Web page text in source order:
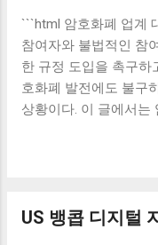
코인 확보를 통한 기
확보 목표는 단순한 자
인 성장 전략의 일환으
으로써 메타플래닛은
를 확대할 수 있습니다
두고 있고, 이를 기반
고 있다고 강조했습니
는 실제로 테더가 마
그 전략이 왜 비트코
다. 그는 “여전히 비트
테더가 안정성을 유
러한 신뢰는 테더의 고
```html 암호화폐 업계
참여자와 불법적인 참
한 규정 도입을 촉구하
호화폐 발전에도 불구
상황이다. 이 글에서는
속한 발전은 다양한
이 필요하다는 것을 다
US 뱅콥 디지털